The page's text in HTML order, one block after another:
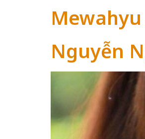
Nguyễn